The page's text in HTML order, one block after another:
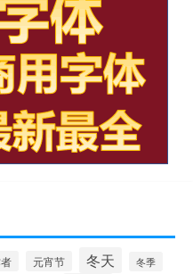
元宵节 冬天 冬季